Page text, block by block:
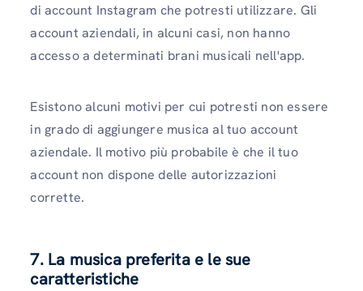
di account Instagram che potresti utilizzare. Gli
account aziendali, in alcuni casi, non hanno
accesso a determinati brani musicali nell'app.
Esistono alcuni motivi per cui potresti non essere
in grado di aggiungere musica al tuo account
aziendale. Il motivo più probabile è che il tuo
account non dispone delle autorizzazioni
corrette.
7. La musica preferita e le sue
caratteristiche